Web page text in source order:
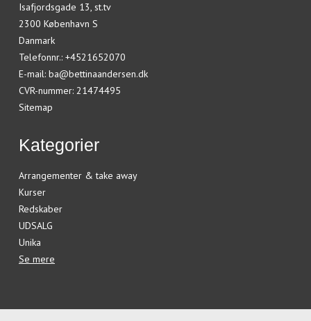
Isafjordsgade 13, st.tv
2300 København S
Danmark
Telefonnr.: +4521652070
E-mail: ba@bettinaandersen.dk
CVR-nummer: 21474495
Sitemap
Kategorier
Arrangementer & take away
Kurser
Redskaber
UDSALG
Unika
Se mere